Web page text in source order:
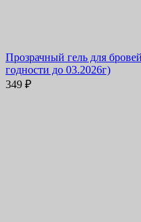
Прозрачный гель для
годности до 03.2026г)
349 ₽